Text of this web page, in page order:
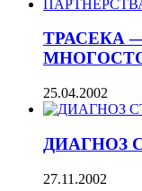
ТРАСЕКА
25.04.2002
ДИАГНОЗ
27.11.2002